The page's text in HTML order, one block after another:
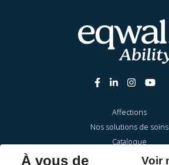
Affections
Nos solutions de soins
Catalogue
À propos